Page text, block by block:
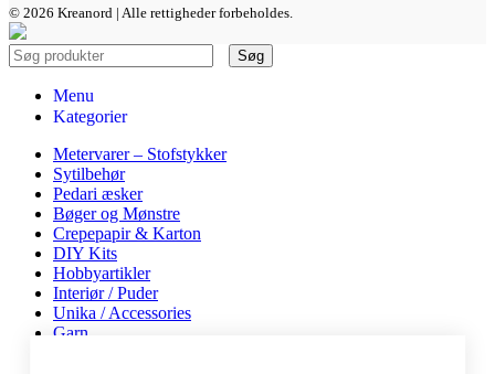
© 2026 Kreanord | Alle rettigheder forbeholdes.
Søg
Menu
Kategorier
Metervarer – Stofstykker
Sytilbehør
Pedari æsker
Bøger og Mønstre
Crepepapir & Karton
DIY Kits
Hobbyartikler
Interiør / Puder
Unika / Accessories
Garn